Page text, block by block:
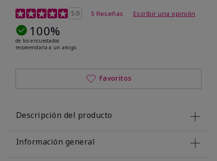
Calificación de clientes de 3,4 de 5
5.0 5 Reseñas Escribir una opinión
100%
de los encuestados
recomendaría a un amigo.
Favoritos
Descripción del producto
Información general